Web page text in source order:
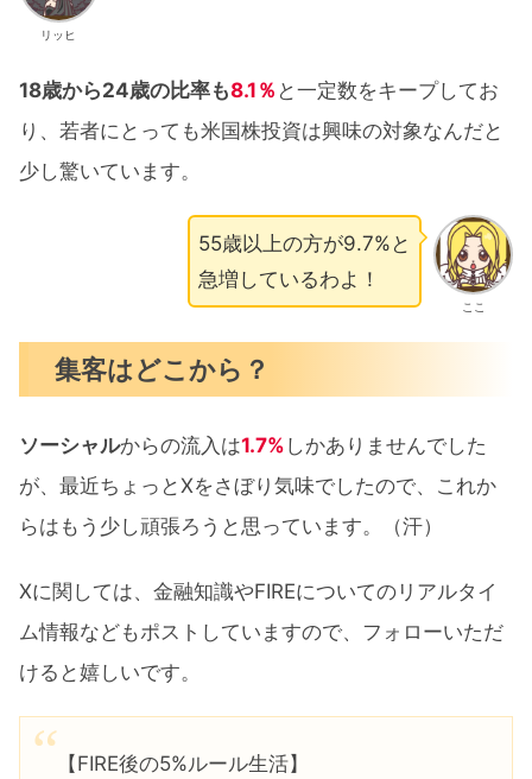
リッヒ
18歳から24歳の比率も8.1％ と一定数をキープしてお
り、若者にとっても米国株投資は興味の対象なんだと
少し驚いています。
ここ
55歳以上の方が9.7%と
急増しているわよ！
集客はどこから？
ソーシャルからの流入は1.7% しかありませんでした
が、最近ちょっとXをさぼり気味でしたので、これか
らはもう少し頑張ろうと思っています。（汗）
Xに関しては、金融知識やFIREについてのリアルタイ
ム情報などもポストしていますので、フォローいただ
けると嬉しいです。
【FIRE後の5%ルール生活】